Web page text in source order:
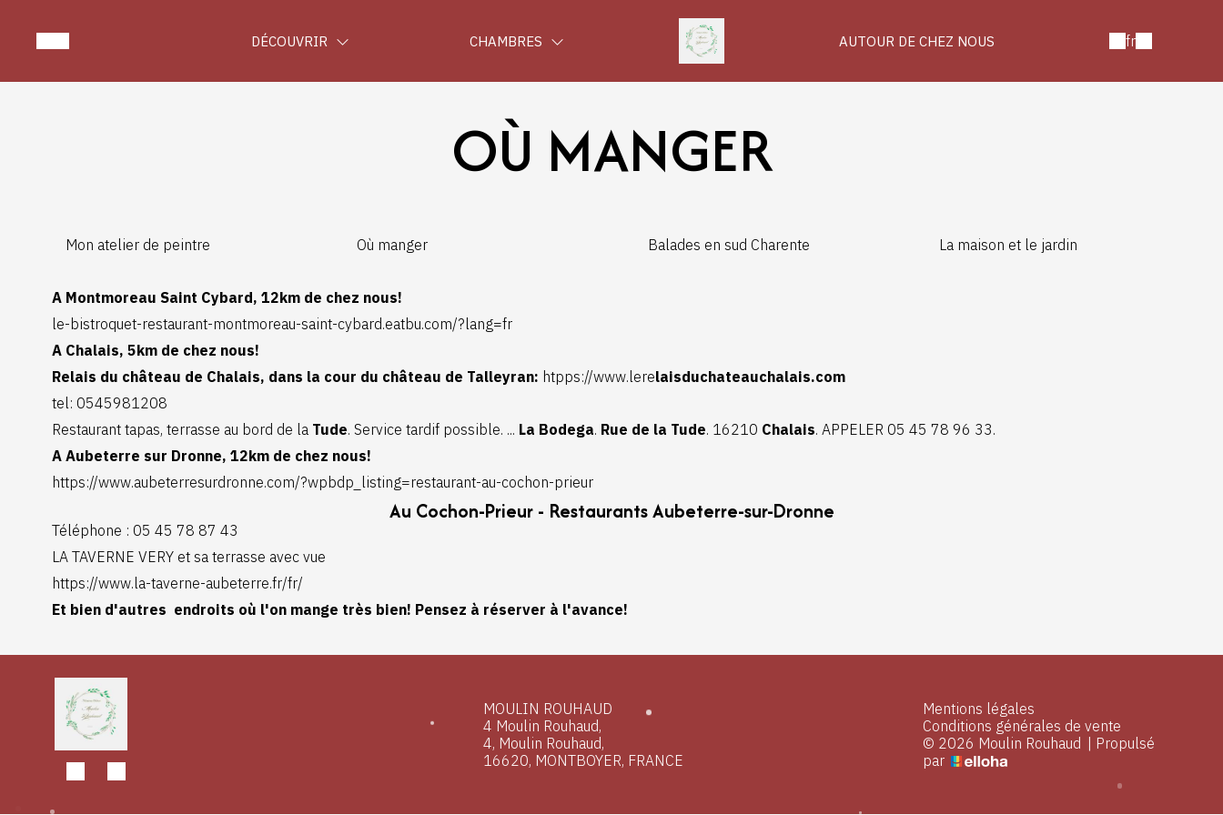
DÉCOUVRIR CHAMBRES AUTOUR DE CHEZ NOUS fr
OÙ MANGER
Mon atelier de peintre Où manger Balades en sud Charente La maison et le jardin
A Montmoreau Saint Cybard, 12km de chez nous!
le-bistroquet-restaurant-montmoreau-saint-cybard.eatbu.com/?lang=fr
A Chalais, 5km de chez nous!
Relais du château de Chalais, dans la cour du château de Talleyran: htpps://www.lerelaisduchateauchalais.com
tel: 0545981208
Restaurant tapas, terrasse au bord de la Tude. Service tardif possible. ... La Bodega. Rue de la Tude. 16210 Chalais. APPELER 05 45 78 96 33.
A Aubeterre sur Dronne, 12km de chez nous!
https://www.aubeterresurdronne.com/?wpbdp_listing=restaurant-au-cochon-prieur
Au Cochon-Prieur - Restaurants Aubeterre-sur-Dronne
Téléphone : 05 45 78 87 43
LA TAVERNE VERY et sa terrasse avec vue
https://www.la-taverne-aubeterre.fr/fr/
Et bien d'autres endroits où l'on mange très bien! Pensez à réserver à l'avance!
MOULIN ROUHAUD
4 Moulin Rouhaud,
4, Moulin Rouhaud,
16620, MONTBOYER, FRANCE
Mentions légales
Conditions générales de vente
© 2026 Moulin Rouhaud | Propulsé
par